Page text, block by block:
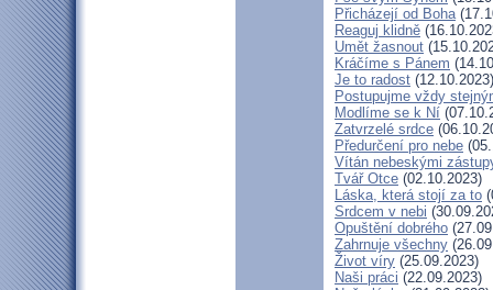
Přicházejí od Boha
Reaguj klidně
Umět žasnout
Kráčíme s Pánem
Je to radost (12.10.2023)
Postupujme vždy
Modlíme se k Ní
Zatvrzelé srdce
Předurčení pro nebe
Vítán nebeskými
Tvář Otce (02.10.2023)
Láska, která stojí za to
Srdcem v nebi
Opuštění dobrého
Zahrnuje všechny
Život víry (25.09.2023)
Naši práci (22.09.2023)